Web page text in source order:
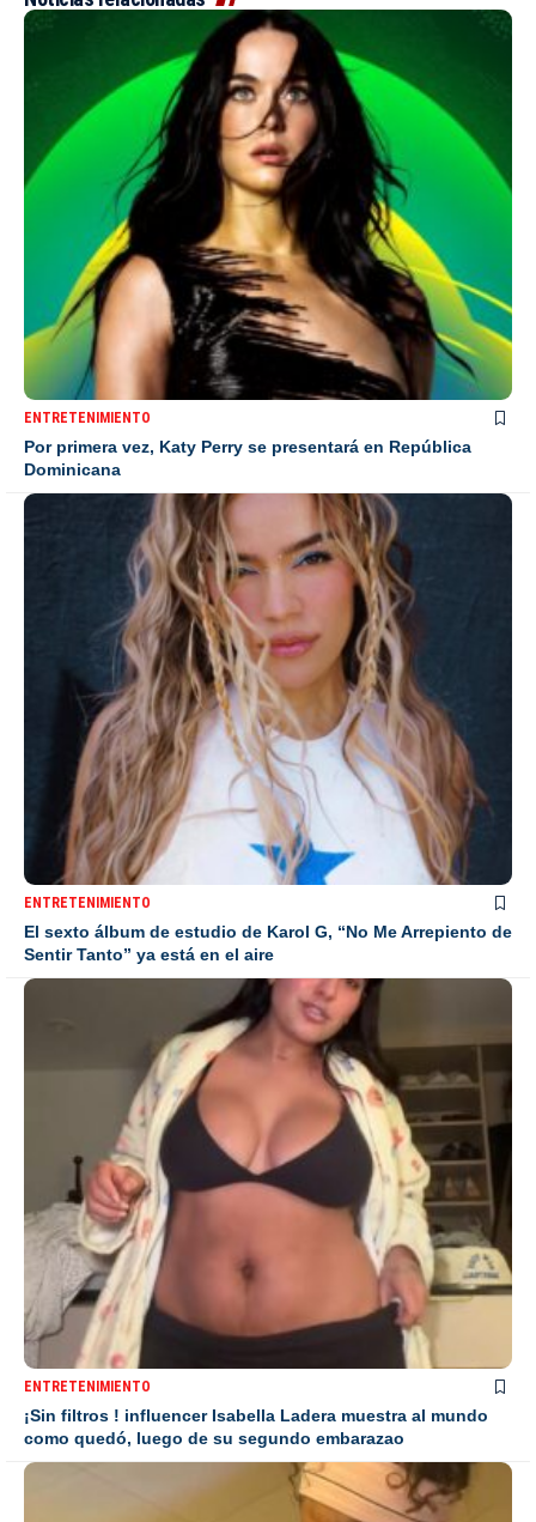
ENTRETENIMIENTO
Por primera vez, Katy Perry se presentará en República
Dominicana
ENTRETENIMIENTO
El sexto álbum de estudio de Karol G, “No Me Arrepiento de
Sentir Tanto” ya está en el aire
ENTRETENIMIENTO
¡Sin filtros ! influencer Isabella Ladera muestra al mundo
como quedó, luego de su segundo embarazao